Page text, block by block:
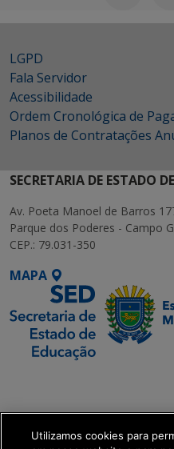
LGPD
Fala Servidor
Acessibilidade
Ordem Cronológica de
Planos de Contratações
SECRETARIA DE ESTADO
Av. Poeta Manoel de Barros
Parque dos Poderes - Campo
CEP.: 79.031-350
MAPA
Transformação Digital
Utilizamos cookies para